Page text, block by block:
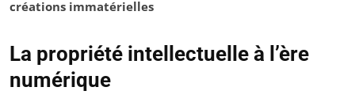
créations immatérielles
La propriété intellectuelle à l’ère
numérique